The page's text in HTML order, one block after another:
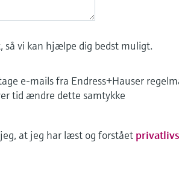
så vi kan hjælpe dig bedst muligt.
e-mails fra Endress+Hauser
tid ændre dette samtykke
at jeg har læst og forstået